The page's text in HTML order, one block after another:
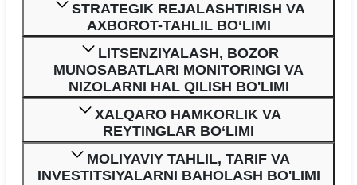
STRATEGIK REJALASHTIRISH VA
AXBOROT-TAHLIL BOʻLIMI
LITSENZIYALASH, BOZOR
MUNOSABATLARI MONITORINGI VA
NIZOLARNI HAL QILISH BO'LIMI
XALQARO HAMKORLIK VA
REYTINGLAR BO‘LIMI
MOLIYAVIY TAHLIL, TARIF VA
INVESTITSIYALARNI BAHOLASH BO'LIMI